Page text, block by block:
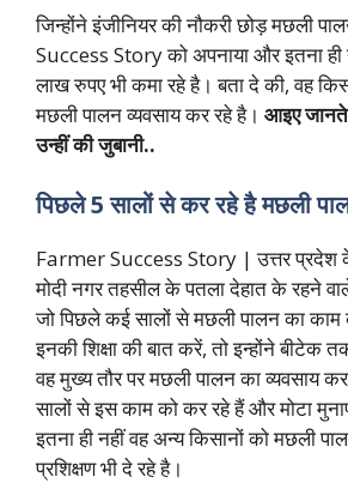
जिन्होंने इंजीनियर की नौकरी छोड़ मछली
Success Story को अपनाया और इतना ही
लाख रुपए भी कमा रहे है। बता दे की, वह
मछली पालन व्यवसाय कर रहे है। आइए
उन्हीं की जुबानी..
पिछले 5 सालों से कर रहे है मछली
Farmer Success Story | उत्तर प्रदेश
मोदी नगर तहसील के पतला देहात के रहने
जो पिछले कई सालों से मछली पालन का
इनकी शिक्षा की बात करें, तो इन्होंने बीटेक
वह मुख्य तौर पर मछली पालन का व्यवसाय
सालों से इस काम को कर रहे हैं और मोटा
इतना ही नहीं वह अन्य किसानों को मछली
प्रशिक्षण भी दे रहे है।